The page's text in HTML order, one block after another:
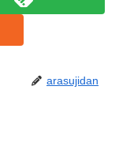
arasujidan